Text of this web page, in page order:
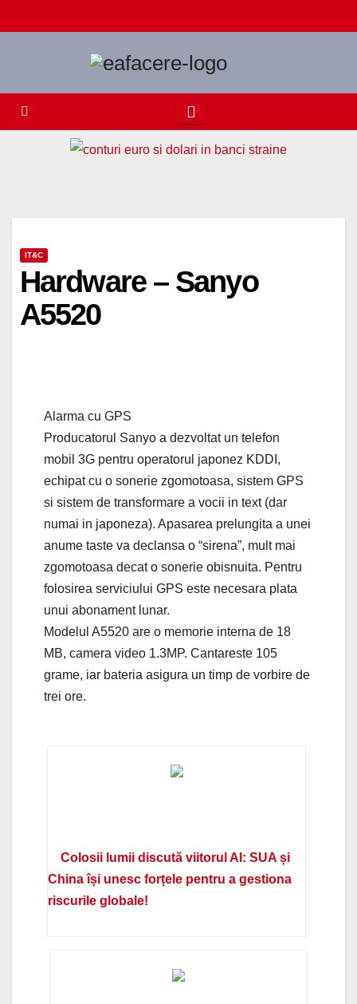
to
IT&C
Hardware – Sanyo
A5520
Alarma cu GPS
Producatorul Sanyo a dezvoltat un telefon
mobil 3G pentru operatorul japonez KDDI,
echipat cu o sonerie zgomotoasa, sistem GPS
si sistem de transformare a vocii in text (dar
numai in japoneza). Apasarea prelungita a unei
anume taste va declansa o “sirena”, mult mai
zgomotoasa decat o sonerie obisnuita. Pentru
folosirea serviciului GPS este necesara plata
unui abonament lunar.
Modelul A5520 are o memorie interna de 18
MB, camera video 1.3MP. Cantareste 105
grame, iar bateria asigura un timp de vorbire de
trei ore.
Colosii lumii discută viitorul AI: SUA și
China își unesc forțele pentru a gestiona
riscurile globale!